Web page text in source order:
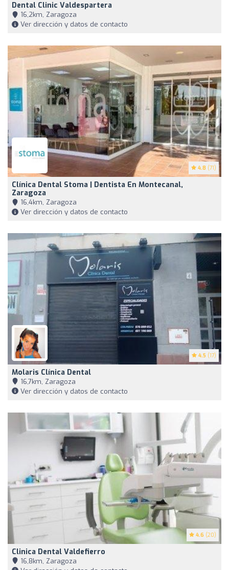
Dental Clinic Valdespartera
16,2km, Zaragoza
Ver dirección y datos de contacto
4.8 (71)
Clínica Dental Stoma | Dentista En Montecanal,
Zaragoza
16,4km, Zaragoza
Ver dirección y datos de contacto
4.5 (17)
Molaris Clínica Dental
16,7km, Zaragoza
Ver dirección y datos de contacto
4.6 (20)
Clinica Dental Valdefierro
16,8km, Zaragoza